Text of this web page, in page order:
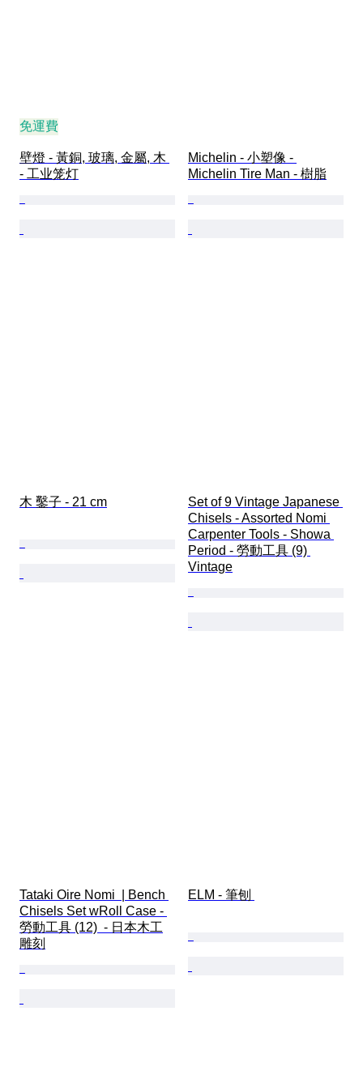
免運費
壁燈 - 黃銅, 玻璃, 金屬, 木
- 工业笼灯
Michelin - 小塑像 -
Michelin Tire Man - 樹脂
木 鑿子 - 21 cm
Set of 9 Vintage Japanese
Chisels - Assorted Nomi
Carpenter Tools - Showa
Period - 勞動工具 (9)
Vintage
Tataki Oire Nomi  | Bench
Chisels Set wRoll Case -
勞動工具 (12)  - 日本木工
雕刻
ELM - 筆刨